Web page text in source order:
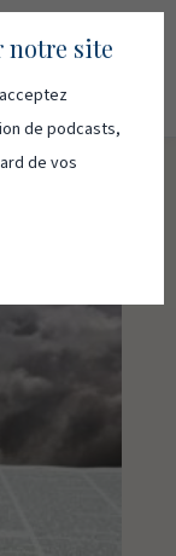
notre site
de podcasts,
de vos